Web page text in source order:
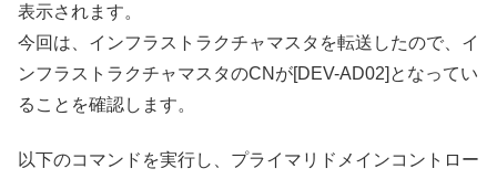
表示されます。
今回は、インフラストラクチャマスタを転送したので、イ
ンフラストラクチャマスタのCNが[DEV-AD02]となってい
ることを確認します。
以下のコマンドを実行し、プライマリドメインコントロー